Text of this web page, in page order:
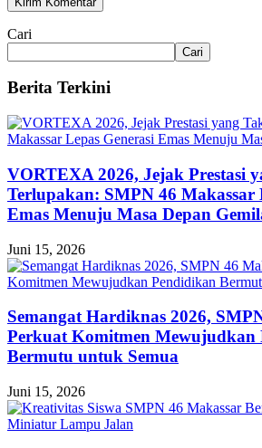
Cari
Cari
Berita Terkini
VORTEXA 2026, Jejak Prestasi
Terlupakan: SMPN 46 Makassar
Emas Menuju Masa Depan
Juni 15, 2026
Semangat Hardiknas 2026,
Perkuat Komitmen Mewujudkan
Bermutu untuk Semua
Juni 15, 2026